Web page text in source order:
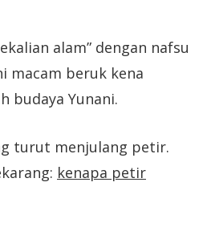
alam” dengan nafsu
macam beruk kena
budaya Yunani.
turut menjulang petir.
kenapa petir